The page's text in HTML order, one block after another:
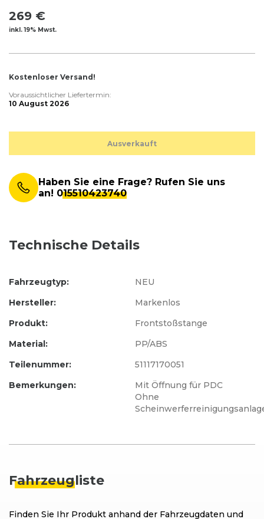
269 €
inkl. 19% Mwst.
Kostenloser Versand!
Voraussichtlicher Liefertermin:
10 August 2026
Ausverkauft
Haben Sie eine Frage? Rufen Sie uns
an! 015510423740
Technische Details
Hersteller:
Markenlos
Produkt:
Frontstoßstange
Fahrzeugtyp: NEU
Material:
PP/ABS
Teilenummer:
51117170051
Bemerkungen:
Mit Öffnung für PDC
Ohne
Fahrzeugliste
Finden Sie Ihr Produkt anhand der Fahrzeugdaten und